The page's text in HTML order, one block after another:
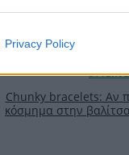
Privacy Policy
Chunky bracelets: Αν
κόσμημα στην